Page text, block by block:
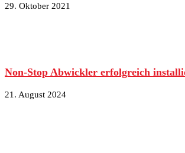
29. Oktober 2021
Non-Stop Abwickler erfolgreich
21. August 2024